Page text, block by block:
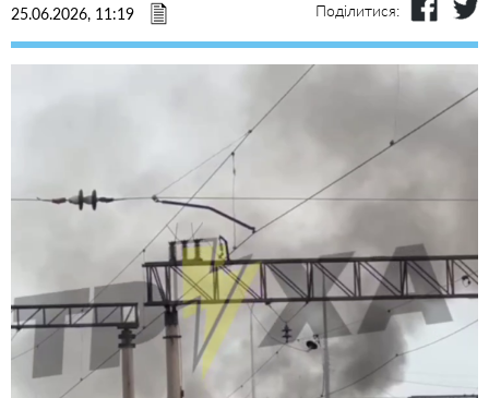
25.06.2026, 11:19 Поділитися: